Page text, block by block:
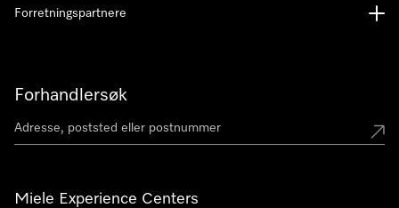
Forhandlersøk
Miele Experience Centers
Forretningspartnere